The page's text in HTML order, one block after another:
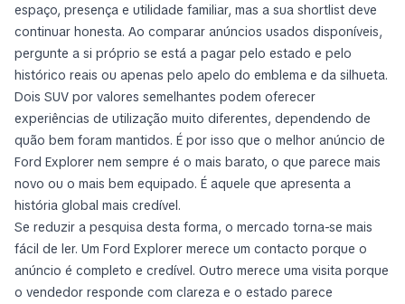
espaço, presença e utilidade familiar, mas a sua shortlist deve
continuar honesta. Ao comparar anúncios usados disponíveis,
pergunte a si próprio se está a pagar pelo estado e pelo
histórico reais ou apenas pelo apelo do emblema e da silhueta.
Dois SUV por valores semelhantes podem oferecer
experiências de utilização muito diferentes, dependendo de
quão bem foram mantidos. É por isso que o melhor anúncio de
Ford Explorer nem sempre é o mais barato, o que parece mais
novo ou o mais bem equipado. É aquele que apresenta a
história global mais credível.
Se reduzir a pesquisa desta forma, o mercado torna-se mais
fácil de ler. Um Ford Explorer merece um contacto porque o
anúncio é completo e credível. Outro merece uma visita porque
o vendedor responde com clareza e o estado parece